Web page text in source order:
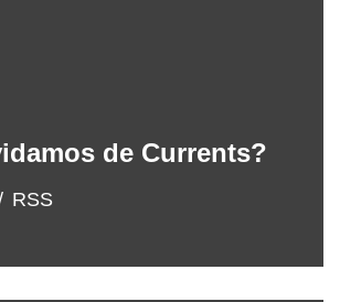
de Currents?
RSS